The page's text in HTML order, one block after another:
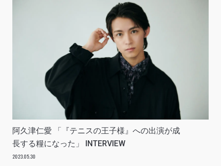
阿久津仁愛 「『テニスの王子様』への出演が成
長する糧になった」 INTERVIEW
2023.05.30